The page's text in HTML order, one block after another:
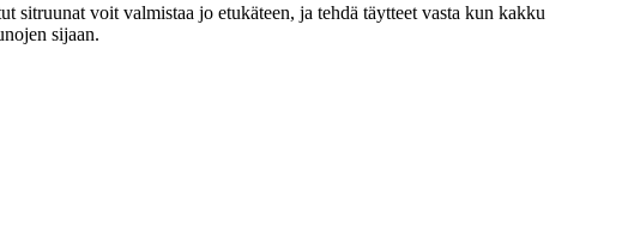
voit valmistaa jo etukäteen, ja tehdä täytteet vasta kun kakku
sijaan.